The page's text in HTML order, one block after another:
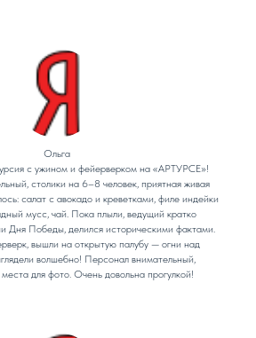
Ольга
с ужином и фейерверком на «АРТУРСЕ»!
столики на 6–8 человек, приятная живая
салат с авокадо и креветками, филе индейки
мусс, чай. Пока плыли, ведущий кратко
Дня Победы, делился историческими фактами.
вышли на открытую палубу — огни над
волшебно! Персонал внимательный,
для фото. Очень довольна прогулкой!